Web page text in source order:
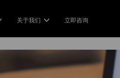
心 Product Service
关于我们
关于我们
立即咨询